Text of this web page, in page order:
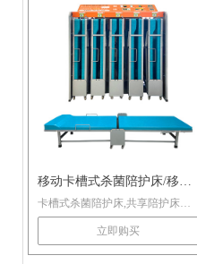
移动卡槽式杀菌陪护床/移动
医院陪护床
卡槽式杀菌陪护床,共享陪护床价
格,共享陪护床加盟,移动陪护床,杀
菌陪护床咨询广州爱陪共享。400-
993-6038
立即购买